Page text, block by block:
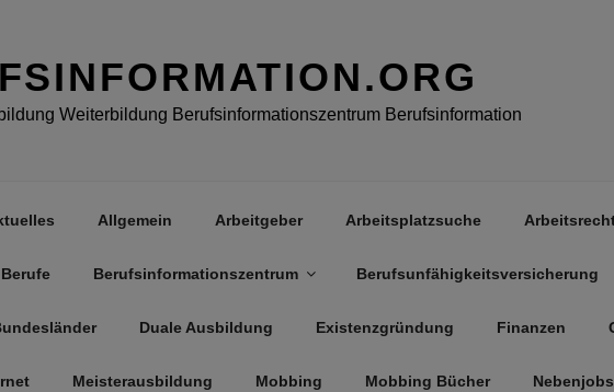
Weiterbildung Berufsinformationszentrum Berufsinformation
Allgemein Arbeitgeber Arbeitsplatzsuche
Berufe Berufsinformationszentrum Berufsunfähigkeitsversicherung
Duale Ausbildung Existenzgründung Finanzen
Meisterausbildung Mobbing Mobbing Bücher Nebenjobs